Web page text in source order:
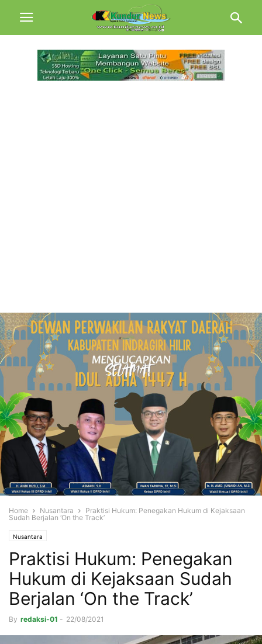
Home Nusantara
Praktisi Hukum: Penegakan Hukum di Kejaksaan
Sudah Berjalan ‘On the Track’
Nusantara
Praktisi Hukum: Penegakan
Hukum di Kejaksaan Sudah
Berjalan ‘On the Track’
By redaksi-01 - 22/08/2021